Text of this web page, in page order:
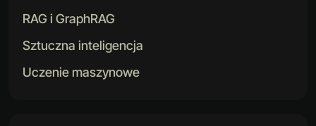
RAG i GraphRAG
Sztuczna inteligencja
Uczenie maszynowe